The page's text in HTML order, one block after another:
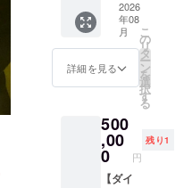
ご支援
頂いた
「藤木
美緒
（仮
しま
す。美
緒さ
ん、こ
のたび
は、フ
リー素
材をご
紹介し
ます。
紹介部
分だけ
して提
供する
ことも
可能で
すの
※2 3.支
援者リ
スト
に、企
業や屋
号のロ
ゴや
を掲載
します
※2 ※1.
掲載サ
イズ：
のフッ
ター
に、広
告バ
ナーを
掲載し
ます ※1
のわサ
イトの
全ペー
ジの
フッ
2026
年08
月
詳細を見る
こ
の
リ
タ
ー
ン
を
選
択
す
る
500
,00
0 円
残り1
【ダイ